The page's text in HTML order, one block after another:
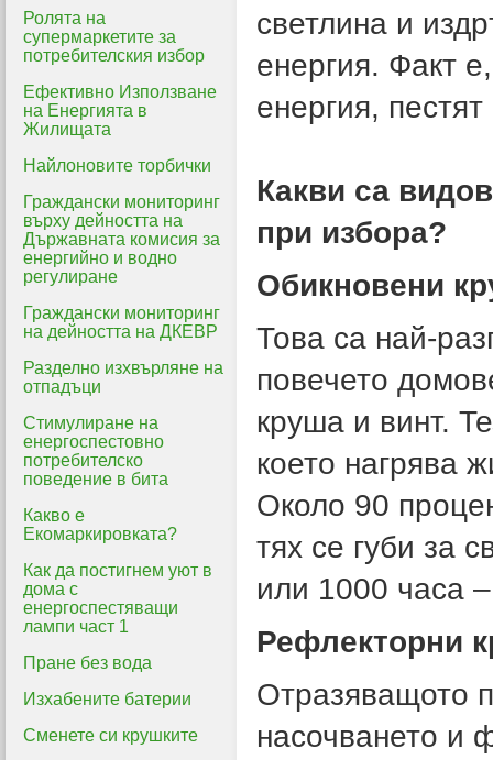
Ролята на
супермаркетите за
потребителския избор
Ефективно Използване
на Енергията в
Жилищата
Найлоновите торбички
Граждански мониторинг
върху дейността на
Държавната комисия за
енергийно и водно
регулиране
Граждански мониторинг
на дейността на ДКЕВР
Разделно изхвърляне на
отпадъци
Стимулиране на
енергоспестовно
потребителско
поведение в бита
Какво е
Екомаркировката?
Как да постигнем уют в
дома с
енергоспестяващи
лампи част 1
Пране без вода
Изхабените батерии
Сменете си крушките
светлина и
енергия. Факт
енергия,
Какви са
при избора?
Обикновени
Това са най-
повечето
круша и винт.
което нагрява
Около 90
тях се губи за
или 1000 часа
Рефлекторни
Отразяващото
насочването и